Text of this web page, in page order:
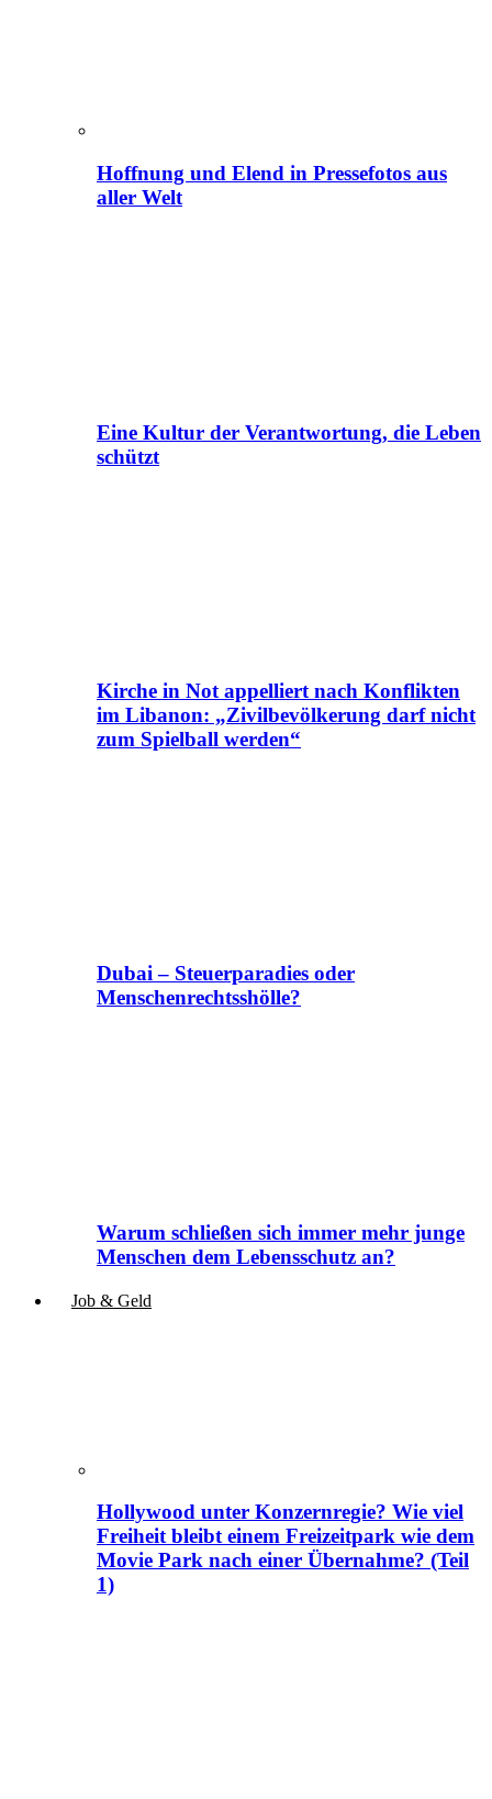
Hoffnung und Elend in Pressefotos aus
aller Welt
Eine Kultur der Verantwortung, die Leben
schützt
Kirche in Not appelliert nach Konflikten
im Libanon: „Zivilbevölkerung darf nicht
zum Spielball werden“
Dubai – Steuerparadies oder
Menschenrechtsshölle?
Warum schließen sich immer mehr junge
Menschen dem Lebensschutz an?
Job & Geld
Hollywood unter Konzernregie? Wie viel
Freiheit bleibt einem Freizeitpark wie dem
Movie Park nach einer Übernahme? (Teil
1)